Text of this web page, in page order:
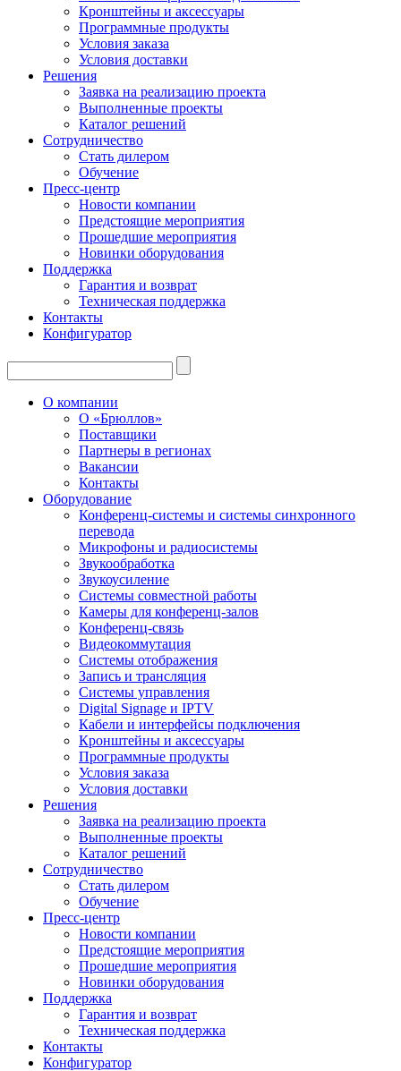
Кронштейны и аксессуары
Программные продукты
Условия заказа
Условия доставки
Решения
Заявка на реализацию проекта
Выполненные проекты
Каталог решений
Сотрудничество
Стать дилером
Обучение
Пресс-центр
Новости компании
Предстоящие мероприятия
Прошедшие мероприятия
Новинки оборудования
Поддержка
Гарантия и возврат
Техническая поддержка
Контакты
Конфигуратор
О компании
О «Брюллов»
Поставщики
Партнеры в регионах
Вакансии
Контакты
Оборудование
Конференц-системы и системы синхронного
перевода
Микрофоны и радиосистемы
Звукообработка
Звукоусиление
Системы совместной работы
Камеры для конференц-залов
Конференц-связь
Видеокоммутация
Системы отображения
Запись и трансляция
Системы управления
Digital Signage и IPTV
Кабели и интерфейсы подключения
Кронштейны и аксессуары
Программные продукты
Условия заказа
Условия доставки
Решения
Заявка на реализацию проекта
Выполненные проекты
Каталог решений
Сотрудничество
Стать дилером
Обучение
Пресс-центр
Новости компании
Предстоящие мероприятия
Прошедшие мероприятия
Новинки оборудования
Поддержка
Гарантия и возврат
Техническая поддержка
Контакты
Конфигуратор